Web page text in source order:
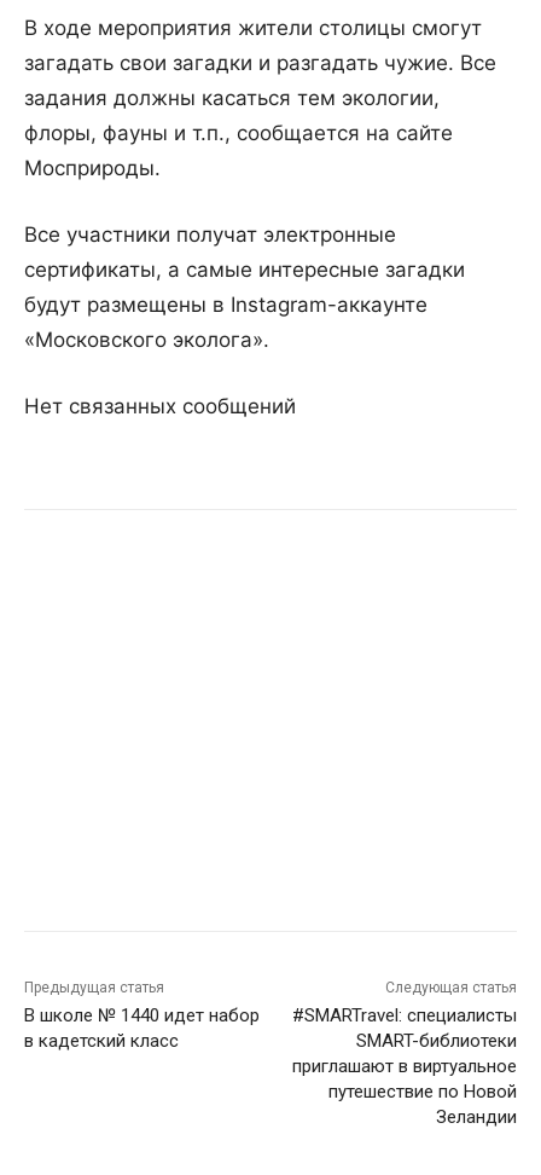
В ходе мероприятия жители столицы смогут
загадать свои загадки и разгадать чужие. Все
задания должны касаться тем экологии,
флоры, фауны и т.п., сообщается на сайте
Мосприроды.
Все участники получат электронные
сертификаты, а самые интересные загадки
будут размещены в Instagram-аккаунте
«Московского эколога».
Нет связанных сообщений
Предыдущая статья
В школе № 1440 идет набор
в кадетский класс
Следующая статья
#SMARTravel: специалисты
SMART-библиотеки
приглашают в виртуальное
путешествие по Новой
Зеландии